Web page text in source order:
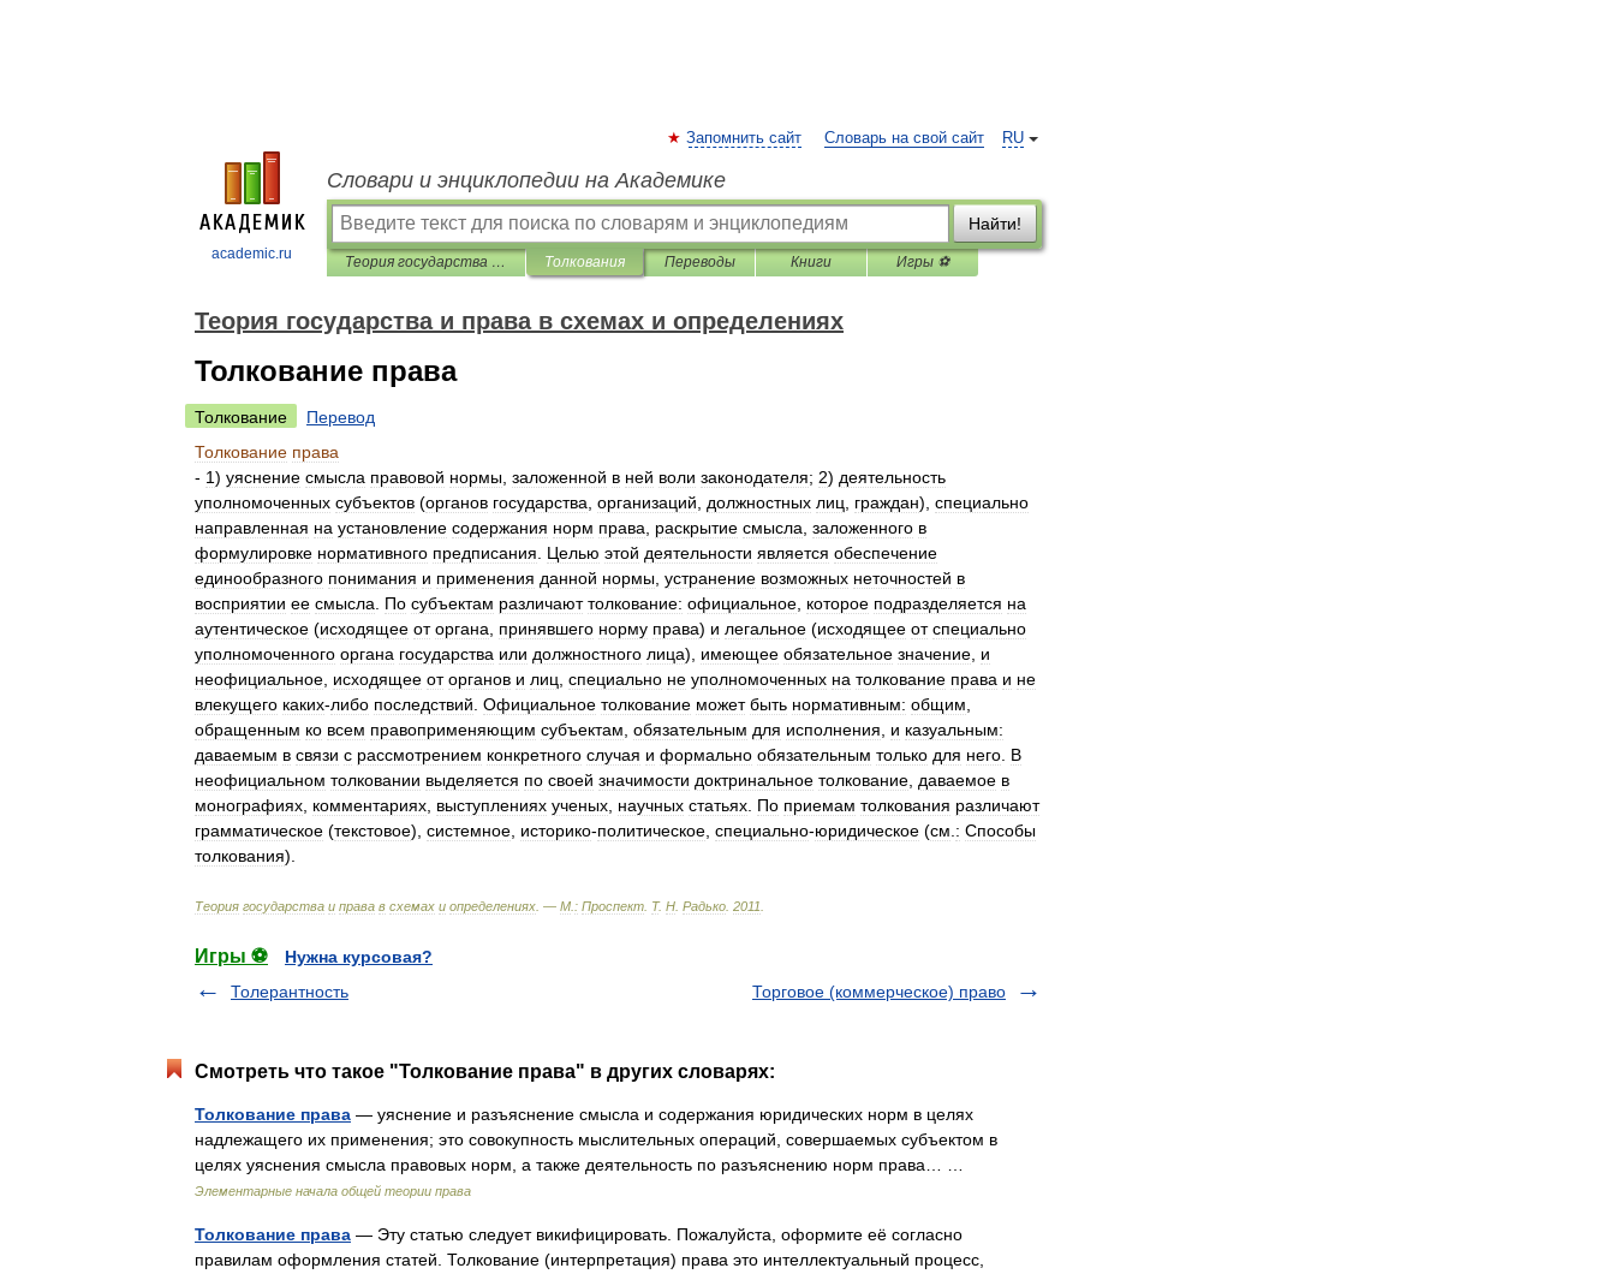
academic.ru
RU
Запомнить сайт Словарь на свой сайт
Словари и энциклопедии на Академике
Найти!
Теория государства и права в схемах и определениях Толкования Переводы Книги Игры ⚽
Теория государства и права в схемах и определениях
Толкование права
Толкование
Перевод
Толкование права
- 1) уяснение смысла правовой нормы заложенной в ней воли законодателя; 2) деятельность
уполномоченных субъектов (органов государства организаций должностных лиц граждан), специально
направленная на установление содержания норм права раскрытие смысла заложенного в
формулировке нормативного предписания Целью этой деятельности является обеспечение
единообразного понимания и применения данной нормы устранение возможных неточностей в
восприятии ее смысла По субъектам различают толкование: официальное которое подразделяется на
аутентическое (исходящее от органа принявшего норму права) и легальное (исходящее от специально
уполномоченного органа государства или должностного лица), имеющее обязательное значение и
неофициальное исходящее от органов и лиц специально не уполномоченных на толкование права и не
влекущего каких-либо последствий Официальное толкование может быть нормативным: общим
обращенным ко всем правоприменяющим субъектам обязательным для исполнения и казуальным:
даваемым в связи с рассмотрением конкретного случая и формально обязательным только для него В
неофициальном толковании выделяется по своей значимости доктринальное толкование даваемое в
монографиях комментариях выступлениях ученых научных статьях По приемам толкования различают
грамматическое (текстовое), системное историко-политическое специально-юридическое (см : Способы
толкования).
Теория государства и права в схемах и определениях . — М : Проспект Т. Н Радько 2011
Игры ⚽
Нужна курсовая?
Толерантность
Торговое (коммерческое) право
Смотреть что такое "Толкование права" в других словарях:
Толкование права — уяснение и разъяснение смысла и содержания юридических норм в целях
надлежащего их применения; это совокупность мыслительных операций, совершаемых субъектом в
целях уяснения смысла правовых норм, а также деятельность по разъяснению норм права… …
Элементарные начала общей теории права
Толкование права — Эту статью следует викифицировать. Пожалуйста, оформите её согласно
правилам оформления статей. Толкование (интерпретация) права это интеллектуальный процесс,